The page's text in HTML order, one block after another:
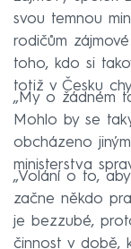
svou temnou
rodičům
toho, kdo si
totiž v Česku
„My o žádném
Mohlo by se
obcházeno
ministerstva
„Volání o to,
začne někdo
je bezzubé,
činnost v době,